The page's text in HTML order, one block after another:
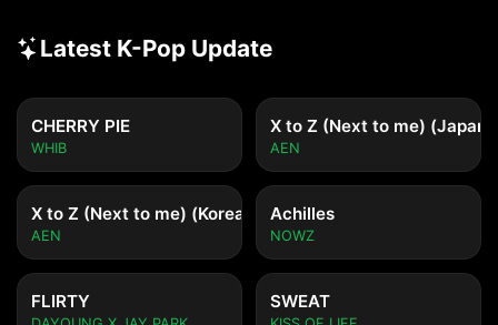
Latest K-Pop Update
CHERRY PIE
WHIB
X to Z (Next to me)
AEN
X to Z (Next to me) (Korean ver.)
AEN
Achilles
NOWZ
FLIRTY SWEAT